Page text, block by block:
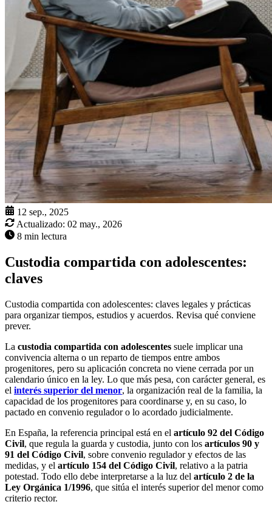
12 sep., 2025
Actualizado: 02 may., 2026
8 min lectura
Custodia compartida con adolescentes:
claves
Custodia compartida con adolescentes: claves legales y prácticas
para organizar tiempos, estudios y acuerdos. Revisa qué conviene
prever.
La custodia compartida con adolescentes suele implicar una
convivencia alterna o un reparto de tiempos entre ambos
progenitores, pero su aplicación concreta no viene cerrada por un
calendario único en la ley. Lo que más pesa, con carácter general, es
el interés superior del menor, la organización real de la familia, la
capacidad de los progenitores para coordinarse y, en su caso, lo
pactado en convenio regulador o lo acordado judicialmente.
En España, la referencia principal está en el artículo 92 del Código
Civil, que regula la guarda y custodia, junto con los artículos 90 y
91 del Código Civil, sobre convenio regulador y efectos de las
medidas, y el artículo 154 del Código Civil, relativo a la patria
potestad. Todo ello debe interpretarse a la luz del artículo 2 de la
Ley Orgánica 1/1996, que sitúa el interés superior del menor como
criterio rector.